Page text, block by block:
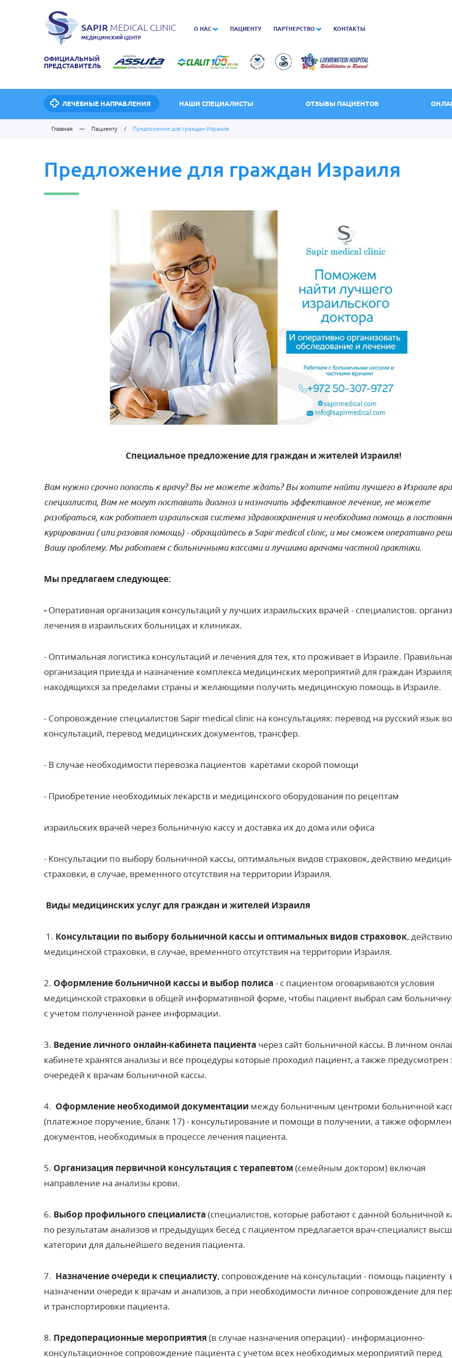
SAPIR MEDICAL CLINIC
МЕДИЦИНСКИЙ ЦЕНТР
О НАС ПАЦИЕНТУ ПАРТНЕРСТВО КОНТАКТЫ
ОФИЦИАЛЬНЫЙ
ПРЕДСТАВИТЕЛЬ
ЛЕЧЕБНЫЕ НАПРАВЛЕНИЯ НАШИ СПЕЦИАЛИСТЫ ОТЗЫВЫ ПАЦИЕНТОВ
Главная — Пациенту / Предложение для граждан Израиля
Предложение для граждан Израиля
Специальное предложение для граждан и жителей Израиля!
Вам нужно срочно попасть к врачу? Вы не можете ждать? Вы хотите найти лучшего в Израиле
специалиста, Вам не могут поставить диагноз и назначить эффективное лечение, не можете
разобраться, как работает израильская система здравоохранения и необходима помощь в
курировании ( или разовая помощь) - обращайтесь в Sapir medical clinic, и мы сможем оперативно
Вашу проблему. Мы работаем с больничными кассами и лучшими врачами частной практики.
Мы предлагаем следующее:
- Оперативная организация консультаций у лучших израильских врачей - специалистов.
лечения в израильских больницах и клиниках.
- Оптимальная логистика консультаций и лечения для тех, кто проживает в Израиле.
организация приезда и назначение комплекса медицинских мероприятий для граждан Израиля,
находящихся за пределами страны и желающими получить медицинскую помощь в Израиле.
- Сопровождение специалистов Sapir medical clinic на консультациях: перевод на русский язык
консультаций, перевод медицинских документов, трансфер.
- В случае необходимости перевозка пациентов каретами скорой помощи
- Приобретение необходимых лекарств и медицинского оборудования по рецептам
израильских врачей через больничную кассу и доставка их до дома или офиса
- Консультации по выбору больничной кассы, оптимальных видов страховок, действию
страховки, в случае, временного отсутствия на территории Израиля.
Виды медицинских услуг для граждан и жителей Израиля
1. Консультации по выбору больничной кассы и оптимальных видов страховок, действию
медицинской страховки, в случае, временного отсутствия на территории Израиля.
2. Оформление больничной кассы и выбор полиса - с пациентом оговариваются условия
медицинской страховки в общей информативной форме, чтобы пациент выбрал сам
с учетом полученной ранее информации.
3. Ведение личного онлайн-кабинета пациента через сайт больничной кассы. В личном
кабинете хранятся анализы и все процедуры которые проходил пациент, а также предусмотрен
очередей к врачам больничной кассы.
4. Оформление необходимой документации между больничным центроми больничной
(платежное поручение, бланк 17) - консультирование и помощи в получении, а также
документов, необходимых в процессе лечения пациента.
5. Организация первичной консультация с терапевтом (семейным доктором) включая
направление на анализы крови.
6. Выбор профильного специалиста (специалистов, которые работают с данной больничной
по результатам анализов и предыдущих бесед с пациентом предлагается врач-специалист
категории для дальнейшего ведения пациента.
7. Назначение очереди к специалисту, сопровождение на консультации - помощь пациенту
назначении очереди к врачам и анализов, а при необходимости личное сопровождение для
и транспортировки пациента.
8. Предоперационные мероприятия (в случае назначения операции) - информационно-
консультационное сопровождение пациента с учетом всех необходимых мероприятий перед